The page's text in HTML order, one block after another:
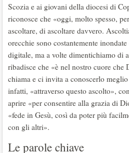
Scozia e ai giovani della diocesi di
riconosce che «oggi, molto spesso,
ascoltare, di ascoltare davvero.
orecchie sono costantemente
digitale, ma a volte dimentichiamo di
ribadisce che «è nel nostro cuore
chiama e ci invita a conoscerlo
infatti, «attraverso questo ascolto»,
aprire «per consentire alla grazia di
«fede in Gesù, così da poter più
con gli altri».
Le parole chiave